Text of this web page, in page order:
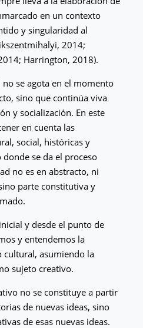
en un contexto
y singularidad al
2014;
Harrington, 2018).
se agota en el momento
sino que continúa viva
y socialización. En este
en cuenta las
social, históricas y
se da el proceso
no es en abstracto, ni
parte constitutiva y
y desde el punto de
y entendemos la
cultural, asumiendo la
sujeto creativo.
no se constituye a partir
de nuevas ideas, sino
de esas nuevas ideas.